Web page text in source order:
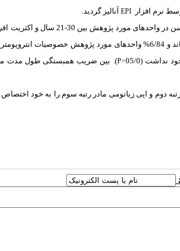
نرم افزار
EPI آنالیز گردید.
اپی زیاتومی شده اند و 6/84% واحدهای مورد پژوهش خصوصیات
نداشت(05/0
P>
). بین ضریب همبستگی طول مدت
دوم و اپی زیاتومی مادر رتبه سوم را به خود